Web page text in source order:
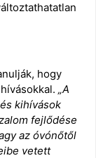
hogy
„A
kihívások
fejlődése
az óvónőtől
vetett